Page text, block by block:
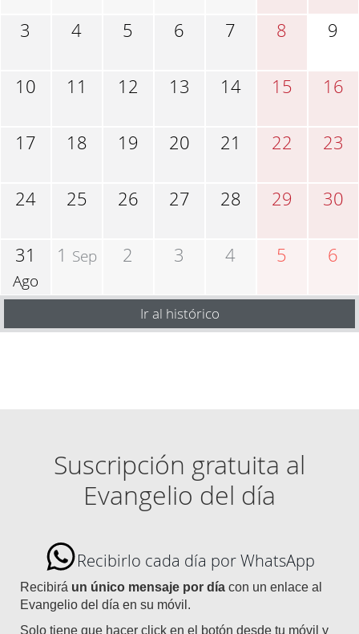
3 4 5 6 7 8 9
10 11 12 13 14 15 16
17 18 19 20 21 22 23
24 25 26 27 28 29 30
31
Ago
1 Sep 2 3 4 5 6
Ir al histórico
Suscripción gratuita al
Evangelio del día
Recibirlo cada día por WhatsApp
Recibirá un único mensaje por día con un enlace al
Evangelio del día en su móvil.
Solo tiene que hacer click en el botón desde tu móvil y